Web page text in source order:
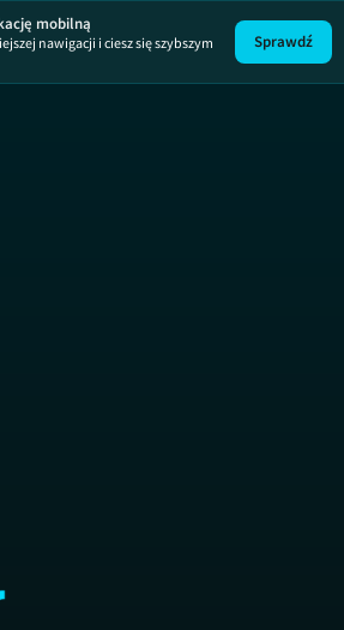
Łapu Capu
mobilną
nawigacji i ciesz się szybszym
Sprawdź